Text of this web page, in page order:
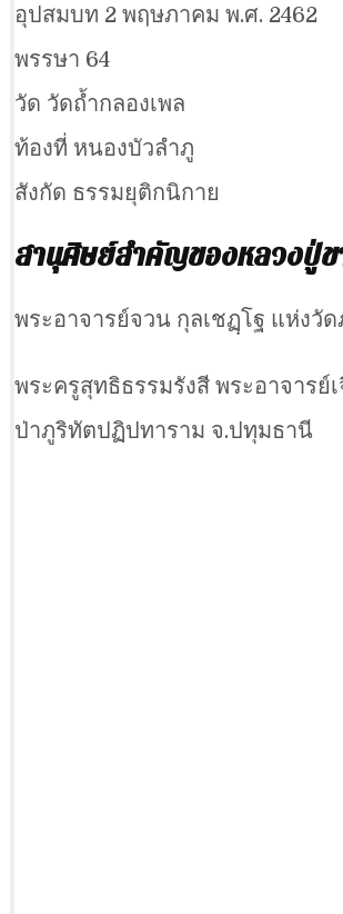
อุปสมบท 2 พฤษภาคม พ.ศ. 2462
พรรษา 64
วัด วัดถ้ำกลองเพล
ท้องที่ หนองบัวลำภู
สังกัด ธรรมยุติกนิกาย
สานุศิษย์สำคัญของหลวงปู่ข
พระอาจารย์จวน กุลเชฏฺโฐ แห่งวั
พระครูสุทธิธรรมรังสี พระอาจารย์
ป่าภูริทัตปฏิปทาราม จ.ปทุมธานี